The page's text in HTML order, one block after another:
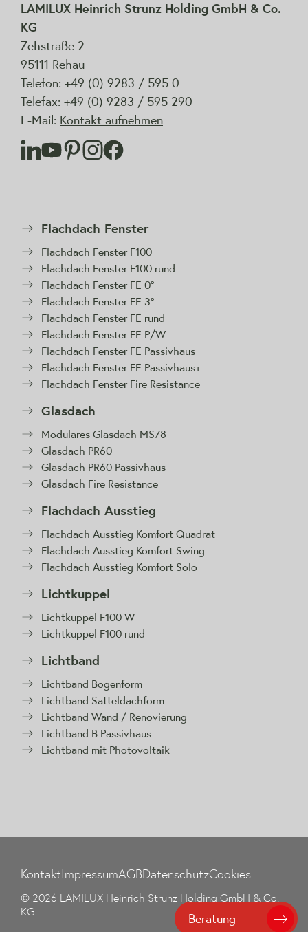
Beratung
LAMILUX Heinrich Strunz Holding GmbH & Co.
KG
Zehstraße 2
95111 Rehau
Telefon: +49 (0) 9283 / 595 0
Telefax: +49 (0) 9283 / 595 290
E-Mail: Kontakt aufnehmen
Flachdach Fenster
Flachdach Fenster F100
Flachdach Fenster F100 rund
Flachdach Fenster FE 0°
Flachdach Fenster FE 3°
Flachdach Fenster FE rund
Flachdach Fenster FE P/W
Flachdach Fenster FE Passivhaus
Flachdach Fenster FE Passivhaus+
Flachdach Fenster Fire Resistance
Glasdach
Modulares Glasdach MS78
Glasdach PR60
Glasdach PR60 Passivhaus
Glasdach Fire Resistance
Flachdach Ausstieg
Flachdach Ausstieg Komfort Quadrat
Flachdach Ausstieg Komfort Swing
Flachdach Ausstieg Komfort Solo
Lichtkuppel
Lichtkuppel F100 W
Lichtkuppel F100 rund
Lichtband
Lichtband Bogenform
Lichtband Satteldachform
Lichtband Wand / Renovierung
Lichtband B Passivhaus
Lichtband mit Photovoltaik
KontaktImpressumAGBDatenschutzCookies
© 2026 LAMILUX Heinrich Strunz Holding GmbH & Co.
KG